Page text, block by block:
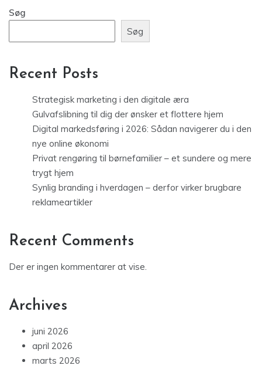
Søg
Søg
Recent Posts
Strategisk marketing i den digitale æra
Gulvafslibning til dig der ønsker et flottere hjem
Digital markedsføring i 2026: Sådan navigerer du i den
nye online økonomi
Privat rengøring til børnefamilier – et sundere og mere
trygt hjem
Synlig branding i hverdagen – derfor virker brugbare
reklameartikler
Recent Comments
Der er ingen kommentarer at vise.
Archives
juni 2026
april 2026
marts 2026